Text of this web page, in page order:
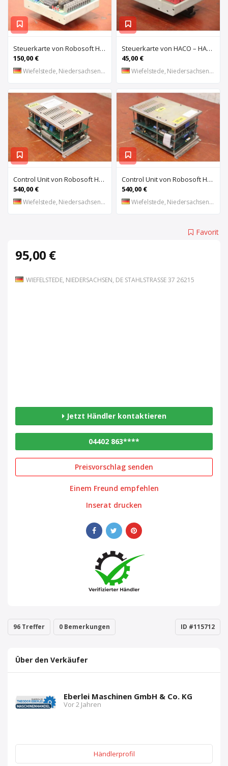
Steuerkarte von Robosoft HACO – HACC 013 PPES 30135
150,00 €
Wiefelstede, Niedersachsen, DE
Steuerkarte von HACO – HACE 032 PPES 30135
45,00 €
Wiefelstede, Niedersachsen, DE
Control Unit von Robosoft HACO – 411-1153 PPES 30135
540,00 €
Wiefelstede, Niedersachsen, DE
Control Unit von Robosoft HACO – 411-1084 / 412-0112 / 412-0094 PPES 30135
540,00 €
Wiefelstede, Niedersachsen, DE
Favorit
95,00 €
WIEFELSTEDE, NIEDERSACHSEN, DE STAHLSTRASSE 37 26215
Jetzt Händler kontaktieren
04402 863****
Preisvorschlag senden
Einem Freund empfehlen
Inserat drucken
96 Treffer 0 Bemerkungen ID #115712
Über den Verkäufer
Eberlei Maschinen GmbH & Co. KG
Vor 2 Jahren
Händlerprofil